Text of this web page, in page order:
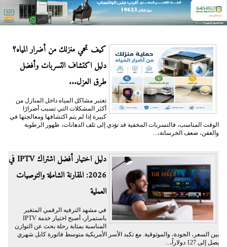
كيف تحمي منزلك من أضرار المياه؟
دليل اكتشاف التسربات وأفضل
طرق العزل...
تعتبر مشاكل المياه داخل المنازل من
أكثر المشكلات التي تسبب أضرارًا
كبيرة إذا لم يتم اكتشافها ومعالجتها في
الوقت المناسب، فالتسربات المخفية قد تؤدي إلى تلف الدهانات، ظهور الرطوبة
والعفن، ضعف الخرسانة،...
دليل اختيار أفضل اشتراك IPTV في
2026: المقارنة الشاملة والتوصيات
العملية
في مشهد الترفيه الرقمي المتغير
باستمرار، أصبح اختيار خدمة IPTV
المناسبة بمثابة رحلة بحث عن التوازن
بين السعر، الجودة، والموثوقية. مع تكبد الأسر الأمريكية متوسط فاتورة كابل شهري
يصل إلى 127 دولاراً،...